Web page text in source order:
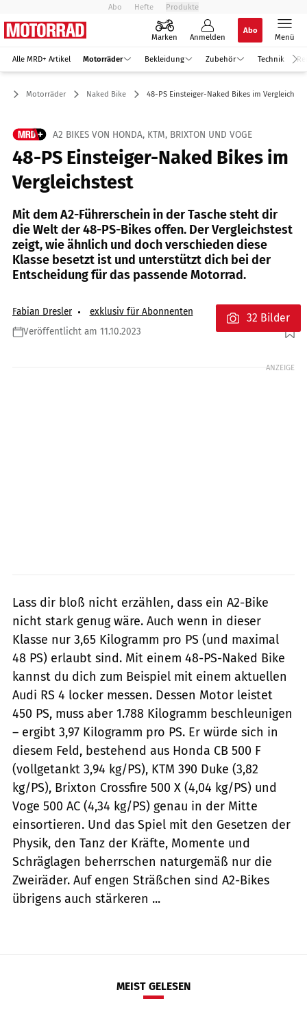
Abo Hefte Produkte
Marken Anmelden
Abo
Menü
Alle MRD+ Artikel Motorräder Bekleidung Zubehör Technik
Motorräder Naked Bike 48-PS Einsteiger-Naked Bikes im
A2 BIKES VON HONDA, KTM, BRIXTON UND VOGE
48-PS Einsteiger-Naked Bikes im
Vergleichstest
Mit dem A2-Führerschein in der Tasche steht dir
die Welt der 48-PS-Bikes offen. Der Vergleichstest
zeigt, wie ähnlich und doch verschieden diese
Klasse besetzt ist und unterstützt dich bei der
Entscheidung für das passende Motorrad.
Fabian Dresler
exklusiv für Abonnenten
Veröffentlicht am 11.10.2023
Foto: Jörg Künstle
32 Bilder
ANZEIGE
Lass dir bloß nicht erzählen, dass ein A2-Bike
nicht stark genug wäre. Auch wenn in dieser
Klasse nur 3,65 Kilogramm pro PS (und maximal
48 PS) erlaubt sind. Mit einem 48-PS-Naked Bike
kannst du dich zum Beispiel mit einem aktuellen
Audi RS 4 locker messen. Dessen Motor leistet
450 PS, muss aber 1.788 Kilogramm beschleunigen
– ergibt 3,97 Kilogramm pro PS. Er würde sich in
diesem Feld, bestehend aus Honda CB 500 F
(vollgetankt 3,94 kg/PS), KTM 390 Duke (3,82
kg/PS), Brixton Crossfire 500 X (4,04 kg/PS) und
Voge 500 AC (4,34 kg/PS) genau in der Mitte
einsortieren. Und das Spiel mit den Gesetzen der
Physik, den Tanz der Kräfte, Momente und
Schräglagen beherrschen naturgemäß nur die
Zweiräder. Auf engen Sträßchen sind A2-Bikes
übrigens auch stärkeren ...
MEIST GELESEN